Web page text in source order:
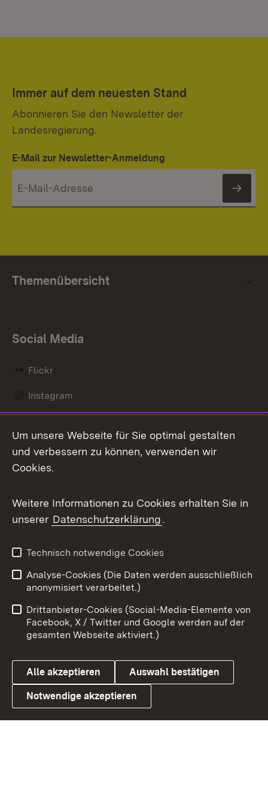
Immer auf dem neuesten Stand
Abonnieren Sie den Newsletter der
Landesregierung.
E-Mail zur Newsletter-Anmeldung
Themenübersicht
Social Media
Flickr
Instagram
Mastodon
Messenger
Social Wall
X / Twitter
Youtube
Link zum Landesportal
Benutzungshinweise
Barrierefreiheit
Datenschutz
Cookies
Um unsere Webseite für Sie optimal gestalten
und verbessern zu können, verwenden wir
Cookies.
Weitere Informationen zu Cookies erhalten Sie in
unserer Datenschutzerklärung.
Technisch notwendige Cookies
Analyse-Cookies (Die Daten werden ausschließlich
anonymisiert verarbeitet.)
Drittanbieter-Cookies (Social-Media-Elemente von
Facebook, X / Twitter und Google werden auf der
gesamten Webseite aktiviert.)
Alle akzeptieren Auswahl bestätigen
Notwendige akzeptieren